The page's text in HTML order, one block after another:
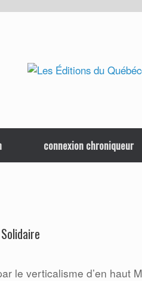
connexion chroniqueur
le verticalisme d’en haut